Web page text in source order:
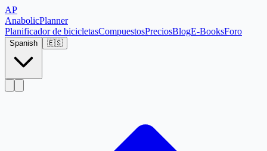
AP
AnabolicPlanner
Planificador de bicicletasCompuestosPreciosBlogE-BooksForo
Spanish 🇪🇸